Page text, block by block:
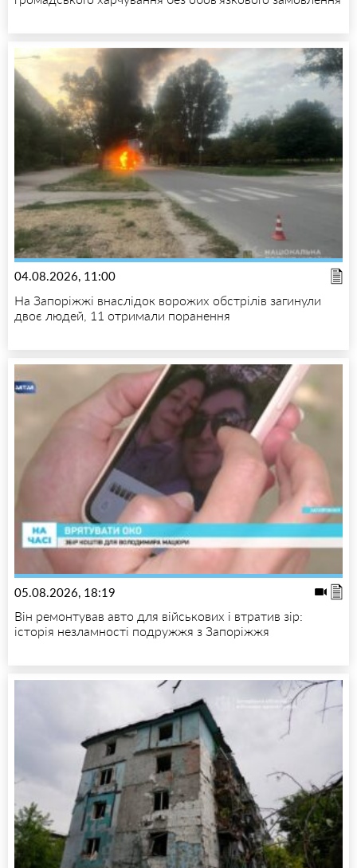
04.08.2026, 11:00
На Запоріжжі внаслідок ворожих обстрілів загинули
двоє людей, 11 отримали поранення
05.08.2026, 18:19
Він ремонтував авто для військових і втратив зір:
історія незламності подружжя з Запоріжжя